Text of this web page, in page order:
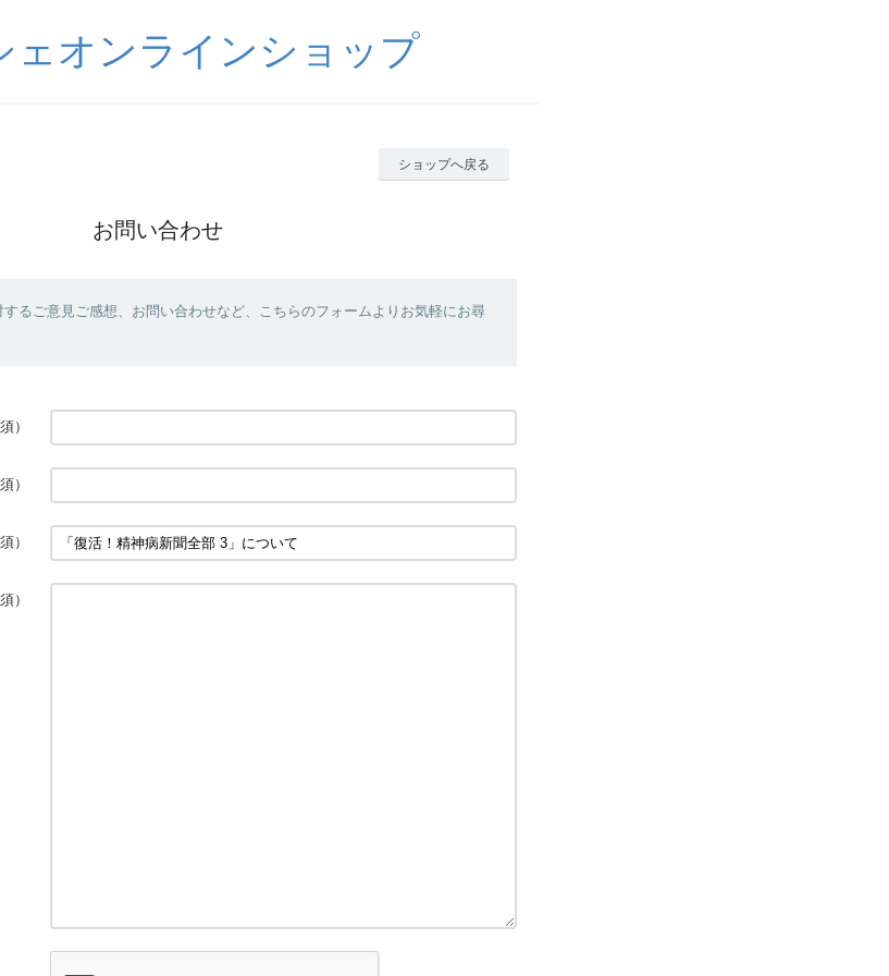
ェオンラインショップ
ショップへ戻る
お問い合わせ
るご意見ご感想、お問い合わせなど、こちらのフォームよりお気軽にお尋
）
）
）
）